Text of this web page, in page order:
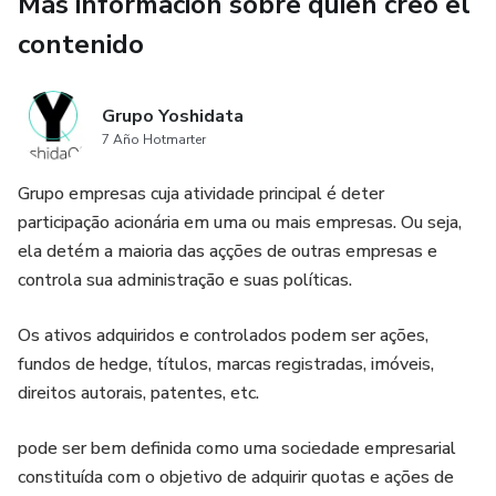
agregación como Suma, Máx., Mín., Promedio y Conteo se
agregan sobre las selecciones que realizó: las selecciones
conjunto de datos que se agregarán. Con el análisis de
conglomerados puede definir un grupo que sea
independiente de las selecciones actuales. Esto puede
resultar útil si desea mostrar un valor particular, por
ejemplo, la participación de mercado de un producto en
todas las regiones, independientemente de las
selecciones actuales.
El análisis de conglomerados también es útil al realizar
diferentes tipos de comparaciones, como los productos
más vendidos en comparación con los productos menos
Imagine un ejemplo en el que comienza a trabajar en una
contenido
Grupo Yoshidata
7 Año Hotmarter
Grupo empresas cuja atividade principal é deter
participação acionária em uma ou mais empresas. Ou seja,
ela detém a maioria das açções de outras empresas e
controla sua administração e suas políticas.
Os ativos adquiridos e controlados podem ser ações,
fundos de hedge, títulos, marcas registradas, imóveis,
direitos autorais, patentes, etc.
pode ser bem definida como uma sociedade empresarial
constituída com o objetivo de adquirir quotas e ações de